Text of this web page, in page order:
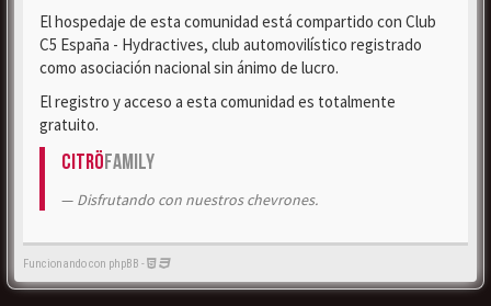
El hospedaje de esta comunidad está compartido con Club
C5 España - Hydractives, club automovilístico registrado
como asociación nacional sin ánimo de lucro.
El registro y acceso a esta comunidad es totalmente
gratuito.
CitröFamily
Disfrutando con nuestros chevrones.
Funcionando con phpBB -